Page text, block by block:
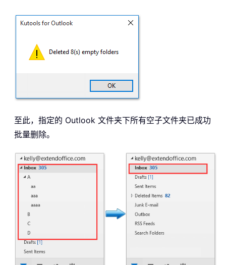
至此，指定的 Outlook 文件夹下所有空子文件夹已成功
批量删除。